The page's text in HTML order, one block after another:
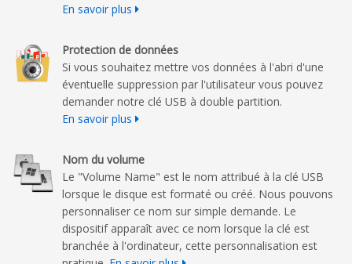
En savoir plus
Protection de données
Si vous souhaitez mettre vos données à l'abri d'une
éventuelle suppression par l'utilisateur vous pouvez
demander notre clé USB à double partition.
En savoir plus
Nom du volume
Le "Volume Name" est le nom attribué à la clé USB
lorsque le disque est formaté ou créé. Nous pouvons
personnaliser ce nom sur simple demande. Le
dispositif apparaît avec ce nom lorsque la clé est
branchée à l'ordinateur, cette personnalisation est